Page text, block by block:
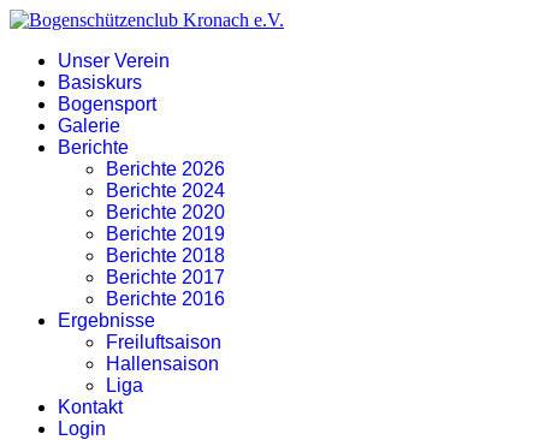
Unser Verein
Basiskurs
Bogensport
Galerie
Berichte
Berichte 2026
Berichte 2024
Berichte 2020
Berichte 2019
Berichte 2018
Berichte 2017
Berichte 2016
Ergebnisse
Freiluftsaison
Hallensaison
Liga
Kontakt
Login